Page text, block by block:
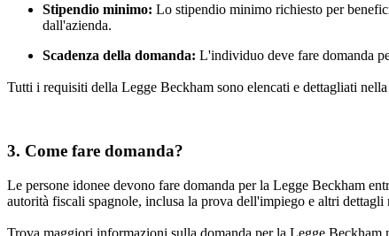
Stipendio minimo: Lo stipendio minimo richiesto per
dall'azienda.
Scadenza della domanda: L'individuo deve fare domanda
Tutti i requisiti della Legge Beckham sono elencati e dettagliati nella
3. Come fare domanda?
Le persone idonee devono fare domanda per la Legge Beckham
autorità fiscali spagnole, inclusa la prova dell'impiego e altri dettagli
Trova maggiori informazioni sulla domanda per la Legge Beckham